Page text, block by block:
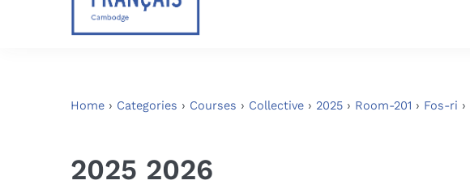
Home › Categories › Courses › Collective › 2025 › Room-201 › Fos-ri ›
2025 2026